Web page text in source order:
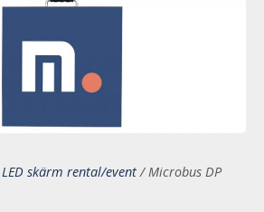
LED skärm rental/event/Microbus DP